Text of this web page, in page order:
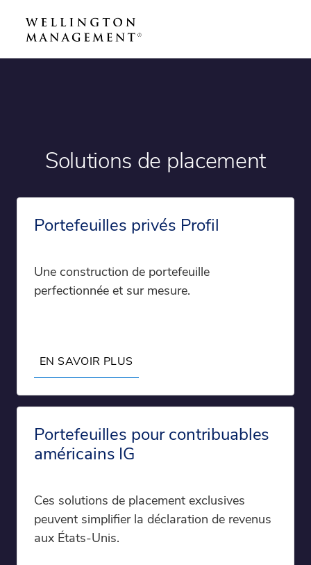
Solutions de placement
Portefeuilles privés Profil
Une construction de portefeuille
perfectionnée et sur mesure.
EN SAVOIR PLUS
Portefeuilles pour contribuables
américains IG
Ces solutions de placement exclusives
peuvent simplifier la déclaration de revenus
aux États-Unis.